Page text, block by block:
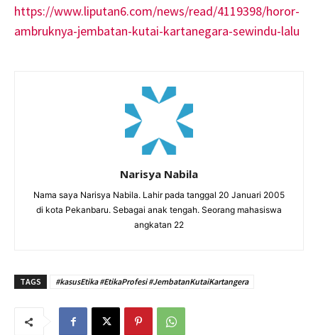
https://www.liputan6.com/news/read/4119398/horor-
ambruknya-jembatan-kutai-kartanegara-sewindu-lalu
Narisya Nabila
Nama saya Narisya Nabila. Lahir pada tanggal 20 Januari 2005
di kota Pekanbaru. Sebagai anak tengah. Seorang mahasiswa
angkatan 22
TAGS #kasusEtika #EtikaProfesi #JembatanKutaiKartangera